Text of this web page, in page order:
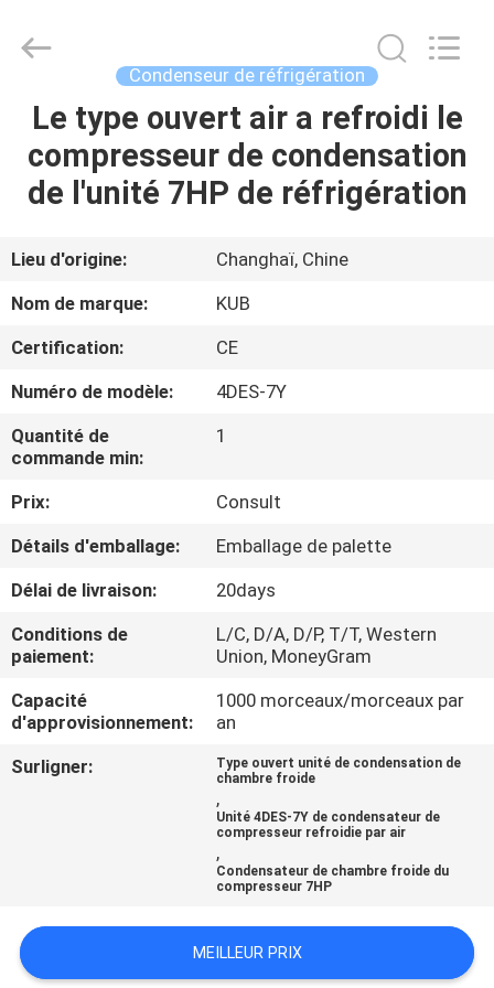
MAISON
PRODUITS
VR
SHOW
AU
SUJET
DE
VISITE
D'USINE
CONTRÔLE
DE
QUALITÉ
Reserved.
Condenseur de réfrigération
Le type ouvert air a refroidi le
compresseur de condensation
de l'unité 7HP de réfrigération
Lieu d'origine:
Changhaï, Chine
Nom de marque:
KUB
Certification:
CE
Numéro de modèle:
4DES-7Y
Quantité de
commande min:
1
Prix:
Consult
Détails d'emballage:
Emballage de palette
Délai de livraison:
20days
Conditions de
paiement:
L/C, D/A, D/P, T/T, Western
Union, MoneyGram
Capacité
d'approvisionnement:
1000 morceaux/morceaux par
an
Surligner:
Type ouvert unité de condensation de
chambre froide
,
Unité 4DES-7Y de condensateur de
compresseur refroidie par air
,
Condensateur de chambre froide du
compresseur 7HP
MEILLEUR PRIX